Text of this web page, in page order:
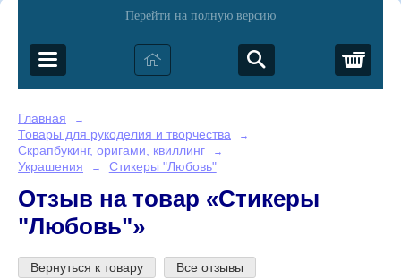
Перейти на полную версию
Главная →
Товары для рукоделия и творчества →
Скрапбукинг, оригами, квиллинг →
Украшения → Стикеры "Любовь"
Отзыв на товар «Стикеры
"Любовь"»
Вернуться к товару Все отзывы